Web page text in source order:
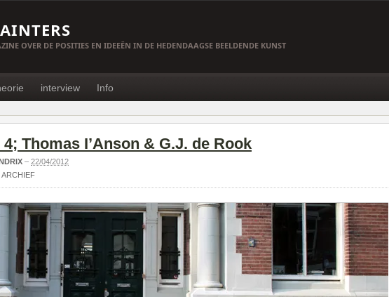
OVER DE POSITIES EN IDEEËN IN DE HEDENDAAGSE BEELDENDE KUNST
interview Info
Thomas I’Anson & G.J. de Rook
– 22/04/2012
ARCHIEF